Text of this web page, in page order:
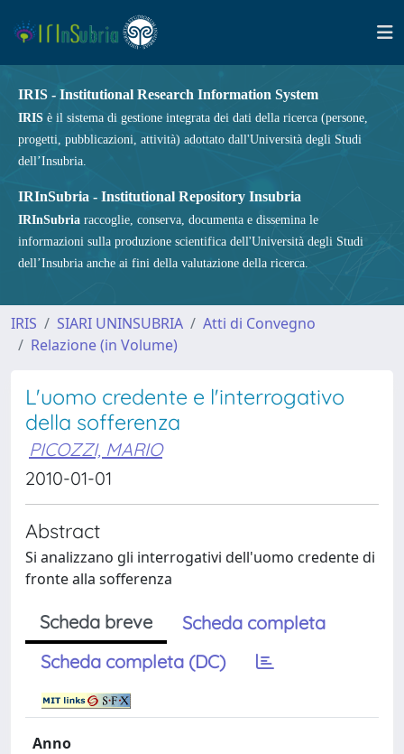
IRIS - Institutional Research Information System
IRIS è il sistema di gestione integrata dei dati della ricerca (persone,
progetti, pubblicazioni, attività) adottato dall'Università degli Studi
dell’Insubria.
IRInSubria - Institutional Repository Insubria
IRInSubria raccoglie, conserva, documenta e dissemina le
informazioni sulla produzione scientifica dell'Università degli Studi
dell’Insubria anche ai fini della valutazione della ricerca.
IRIS SIARI UNINSUBRIA
Atti di Convegno
Relazione (in Volume)
L'uomo credente e l'interrogativo
della sofferenza
PICOZZI, MARIO
2010-01-01
Abstract
Si analizzano gli interrogativi dell'uomo credente di
fronte alla sofferenza
Scheda breve
Scheda completa
Scheda completa (DC)
Anno